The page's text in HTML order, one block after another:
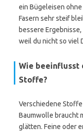
ein Bügeleisen
Fasern sehr steif
bessere
weil du nicht so viel
Wie beeinflusst
Stoffe?
Verschiedene
Baumwolle braucht
glätten. Feine oder